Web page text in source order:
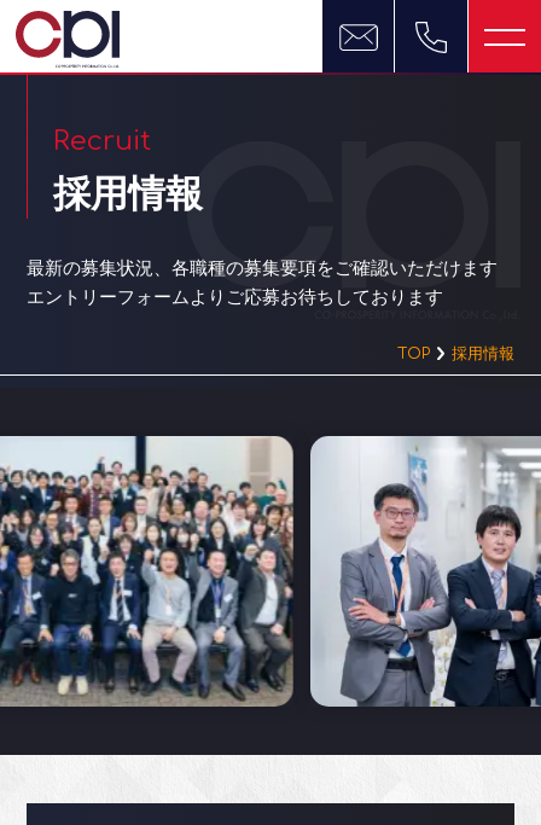
Recruit
採用情報
最新の募集状況、各職種の募集要項をご確認いただけます
エントリーフォームよりご応募お待ちしております
TOP 採用情報